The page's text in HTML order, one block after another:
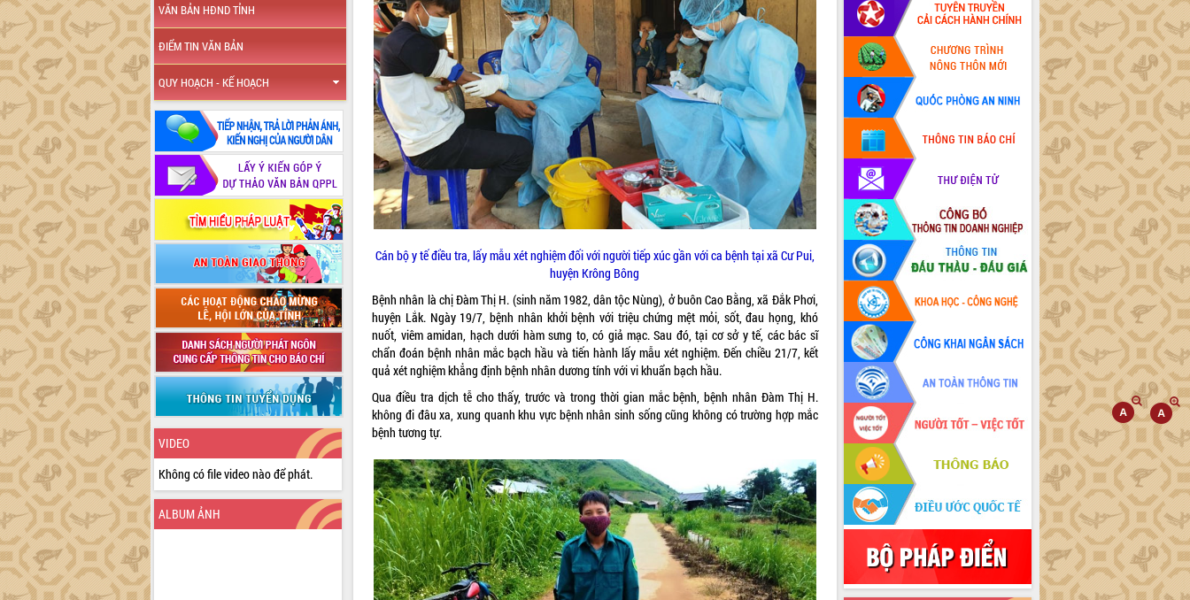
VĂN BẢN HĐND TỈNH
ĐIỂM TIN VĂN BẢN
QUY HOẠCH - KẾ HOẠCH
VIDEO
Không có file video nào để phát.
ALBUM ẢNH
Cán bộ y tế điều tra, lấy mẫu xét nghiệm đối với người tiếp xúc gần với ca bệnh tại xã Cư Pui,
huyện Krông Bông
Bệnh nhân là chị Đàm Thị H. (sinh năm 1982, dân tộc Nùng), ở buôn Cao Bằng, xã Đắk Phơi,
huyện Lắk. Ngày 19/7, bệnh nhân khởi bệnh với triệu chứng mệt mỏi, sốt, đau họng, khó
nuốt, viêm amidan, hạch dưới hàm sưng to, có giả mạc. Sau đó, tại cơ sở y tế, các bác sĩ
chẩn đoán bệnh nhân mắc bạch hầu và tiến hành lấy mẫu xét nghiệm. Đến chiều 21/7, kết
quả xét nghiệm khẳng định bệnh nhân dương tính với vi khuẩn bạch hầu.
Qua điều tra dịch tễ cho thấy, trước và trong thời gian mắc bệnh, bệnh nhân Đàm Thị H.
không đi đâu xa, xung quanh khu vực bệnh nhân sinh sống cũng không có trường hợp mắc
bệnh tương tự.